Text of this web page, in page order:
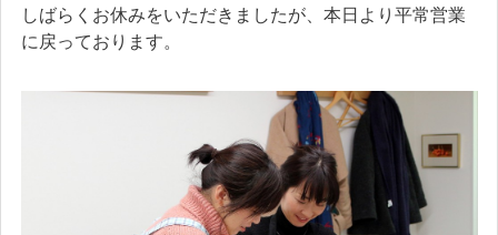
しばらくお休みをいただきましたが、本日より平常営業
に戻っております。